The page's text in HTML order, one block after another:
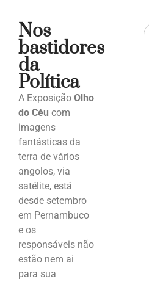
Nos
bastidores
da
Política
A Exposição Olho
do Céu com
imagens
fantásticas da
terra de vários
angolos, via
satélite, está
desde setembro
em Pernambuco
e os
responsáveis não
estão nem ai
para sua